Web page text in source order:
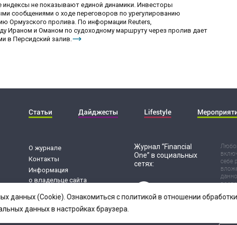
не показывают единой динамики. Инвесторы
сообщениями о ходе переговоров по урегулированию
Ормузского пролива. По информации Reuters,
Ираном и Оманом по судоходному маршруту через пролив дает
в Персидский залив.
Статьи Дайджесты Lifestyle
О журнале
Контакты
Информация
о владельце сайта
персональных данных
Журнал “Financial
One” в социальных
сетях:
себе
риск
данных (Cookie). Ознакомиться с политикой в отношении
данных в настройках браузера.